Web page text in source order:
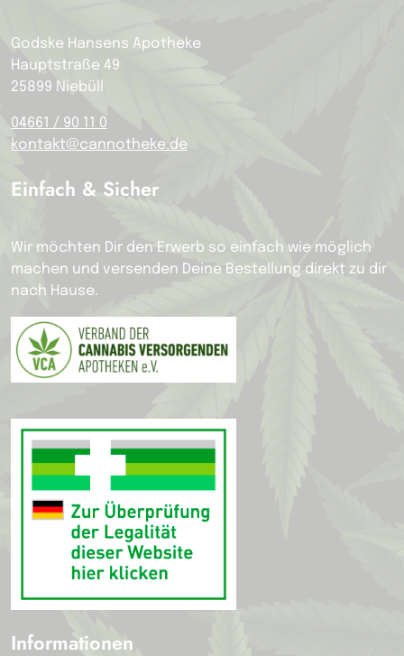
Godske Hansens Apotheke
Hauptstraße 49
25899 Niebüll
04661 / 90 11 0
kontakt@cannotheke.de
Einfach & Sicher
Wir möchten Dir den Erwerb so einfach wie möglich
machen und versenden Deine Bestellung direkt zu dir
nach Hause.
Informationen